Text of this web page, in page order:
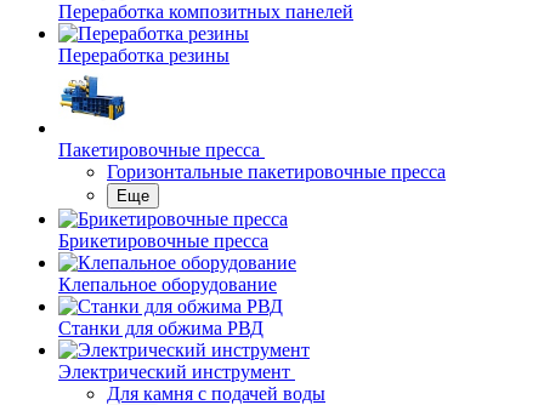
Переработка композитных панелей
Переработка резины
Пакетировочные пресса
Горизонтальные пакетировочные пресса
Еще
Брикетировочные пресса
Клепальное оборудование
Станки для обжима РВД
Электрический инструмент
Для камня с подачей воды